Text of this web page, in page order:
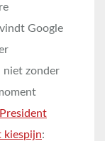
Google
niet zonder
kiespijn: